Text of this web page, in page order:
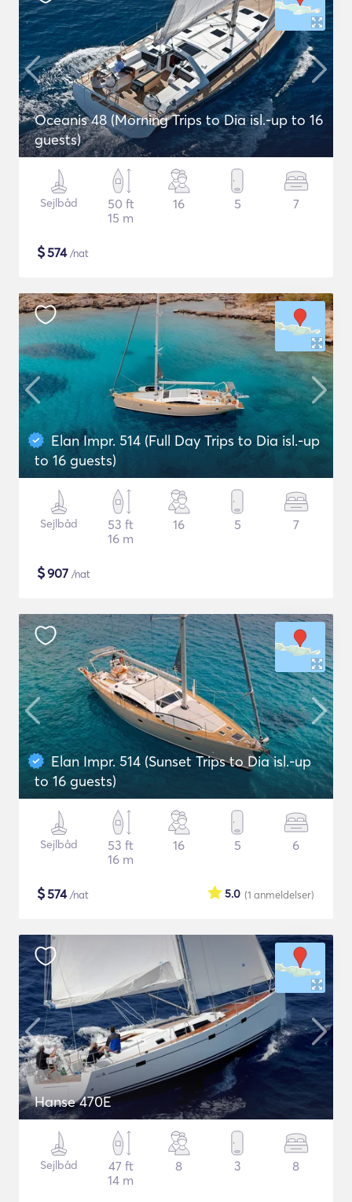
Oceanis 48 (Morning Trips to Dia isl.-up to 16
guests)
Sejlbåd
50 ft
15 m
16 5 7
$574/nat
Elan Impr. 514 (Full Day Trips to Dia isl.-up
to 16 guests)
Sejlbåd
53 ft
16 m
16 5 7
$907 /nat
Elan Impr. 514 (Sunset Trips to Dia isl.-up
to 16 guests)
Sejlbåd
53 ft
16 m
16 5 6
$574/nat (1 anmeldelser)
5.0
Hanse 470E
Sejlbåd
47 ft
14 m
8 3 8